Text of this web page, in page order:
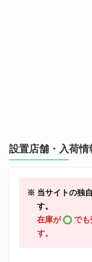
設置店舗・入荷情
※ 当サイトの独
す。
在庫が
でも
す。